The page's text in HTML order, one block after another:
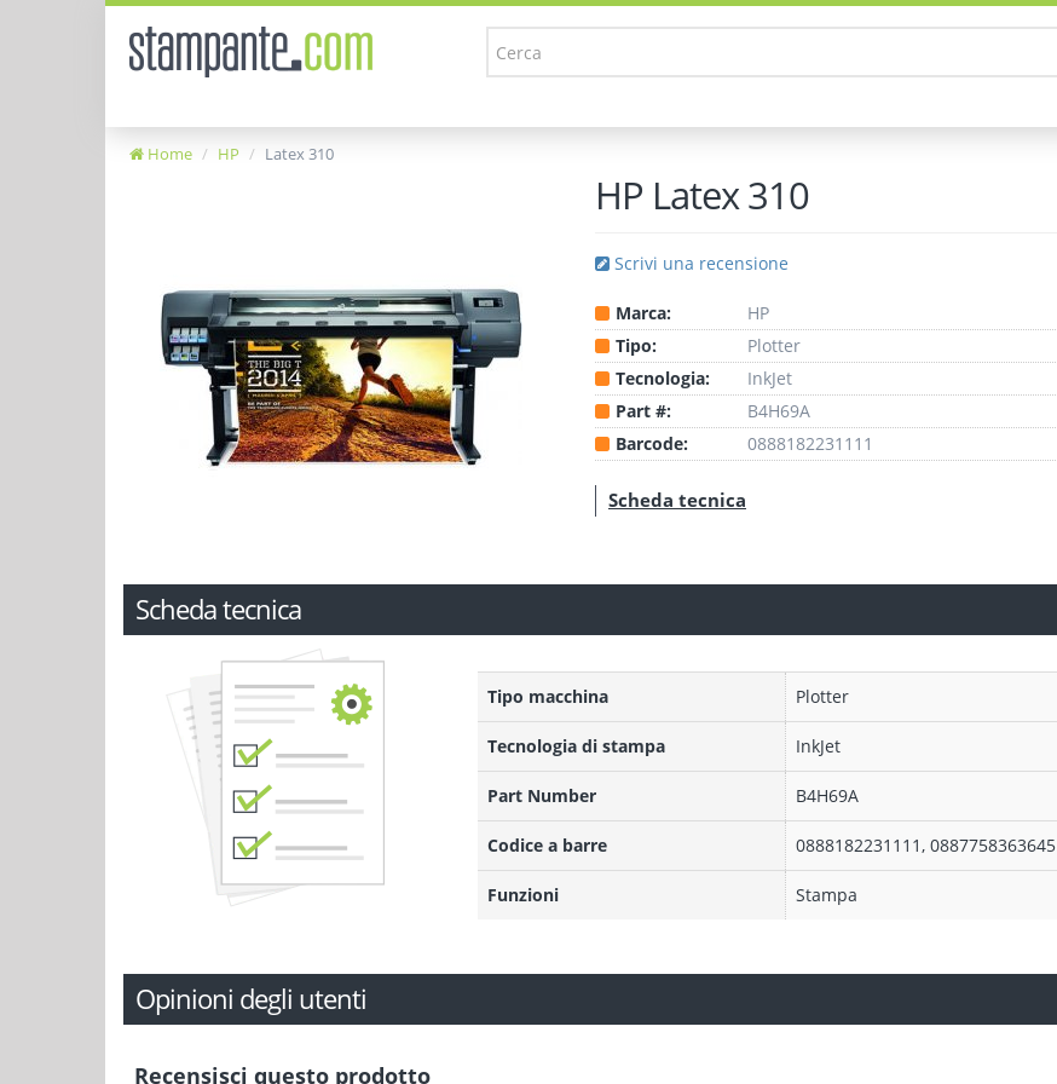
Home HP Latex 310
HP Latex 310
Scrivi una recensione
Marca:
HP
Tipo:
Plotter
Tecnologia:
InkJet
Part #:
B4H69A
Barcode:
0888182231111
Scheda tecnica
Scheda tecnica
Tipo macchina Plotter
Tecnologia di stampa InkJet
Part Number B4H69A
Codice a barre 0888182231111, 0887758363645
Funzioni Stampa
Opinioni degli utenti
Recensisci questo prodotto